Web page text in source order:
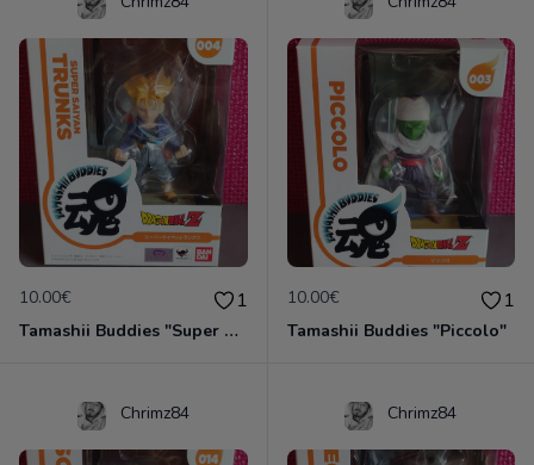
10.00€ 1
Tamashii Buddies "Super Saiyan Trunks"
10.00€ 1
Tamashii Buddies "Piccolo"
Chrimz84 Chrimz84